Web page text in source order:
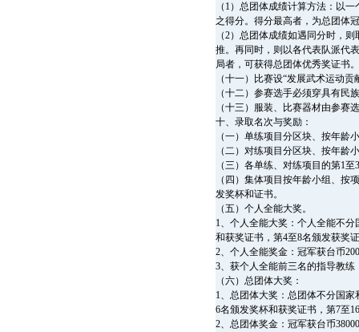
（1）总团体成绩计算方法：以
之得分。得分最高者，为总团体
（2）总团体成绩如遇同分时，
推。再同时，则以各代表队派代
局者，可获得总团体优秀奖证书。
（十一）比赛设“发展武术运动
（十二）参赛选手必须穿具有民
（十三）服装、比赛器材由参赛
十、录取名次与奖励：
（一）单练项目分区块、按年龄
（二）对练项目分区块、按年龄
（三）各单练、对练项目的第1
（四）集体项目按年龄小组、按
发奖杯和证书。
（五）个人全能大奖。
1、个人全能大奖：个人全能不
和获奖证书，第4至8名颁发获奖
2、个人全能奖金：冠军获台币
3、获个人全能前三名的指导教
（六）总团体大奖：
1、总团体大奖：总团体不分国
6名颁发奖杯和获奖证书，第7至
2、总团体奖金：冠军获台币